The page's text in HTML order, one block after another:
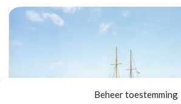
Beheer toestemming